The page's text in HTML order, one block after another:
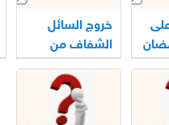
خروج السائل
الشفاف من
المهبل يبطل
الصيام